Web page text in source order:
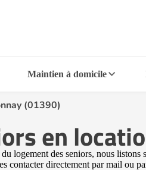
Maintien à domicile
(01390)
en
logement des seniors, nous
directement par mail ou